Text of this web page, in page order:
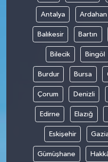
Antalya Ardahan
Balıkesir Bartın
Bilecik Bingöl
Burdur Bursa
Çorum Denizli
Edirne Elazığ
Eskişehir
Gümüşhane